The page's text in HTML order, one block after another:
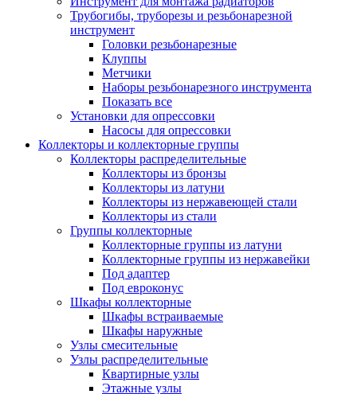
Трубогибы, труборезы и резьбонарезной
инструмент
Головки резьбонарезные
Клуппы
Метчики
Наборы резьбонарезного инструмента
Показать все
Установки для опрессовки
Насосы для опрессовки
Коллекторы и коллекторные группы
Коллекторы распределительные
Коллекторы из бронзы
Коллекторы из латуни
Коллекторы из нержавеющей стали
Коллекторы из стали
Группы коллекторные
Коллекторные группы из латуни
Коллекторные группы из нержавейки
Под адаптер
Под евроконус
Шкафы коллекторные
Шкафы встраиваемые
Шкафы наружные
Узлы смесительные
Узлы распределительные
Квартирные узлы
Этажные узлы